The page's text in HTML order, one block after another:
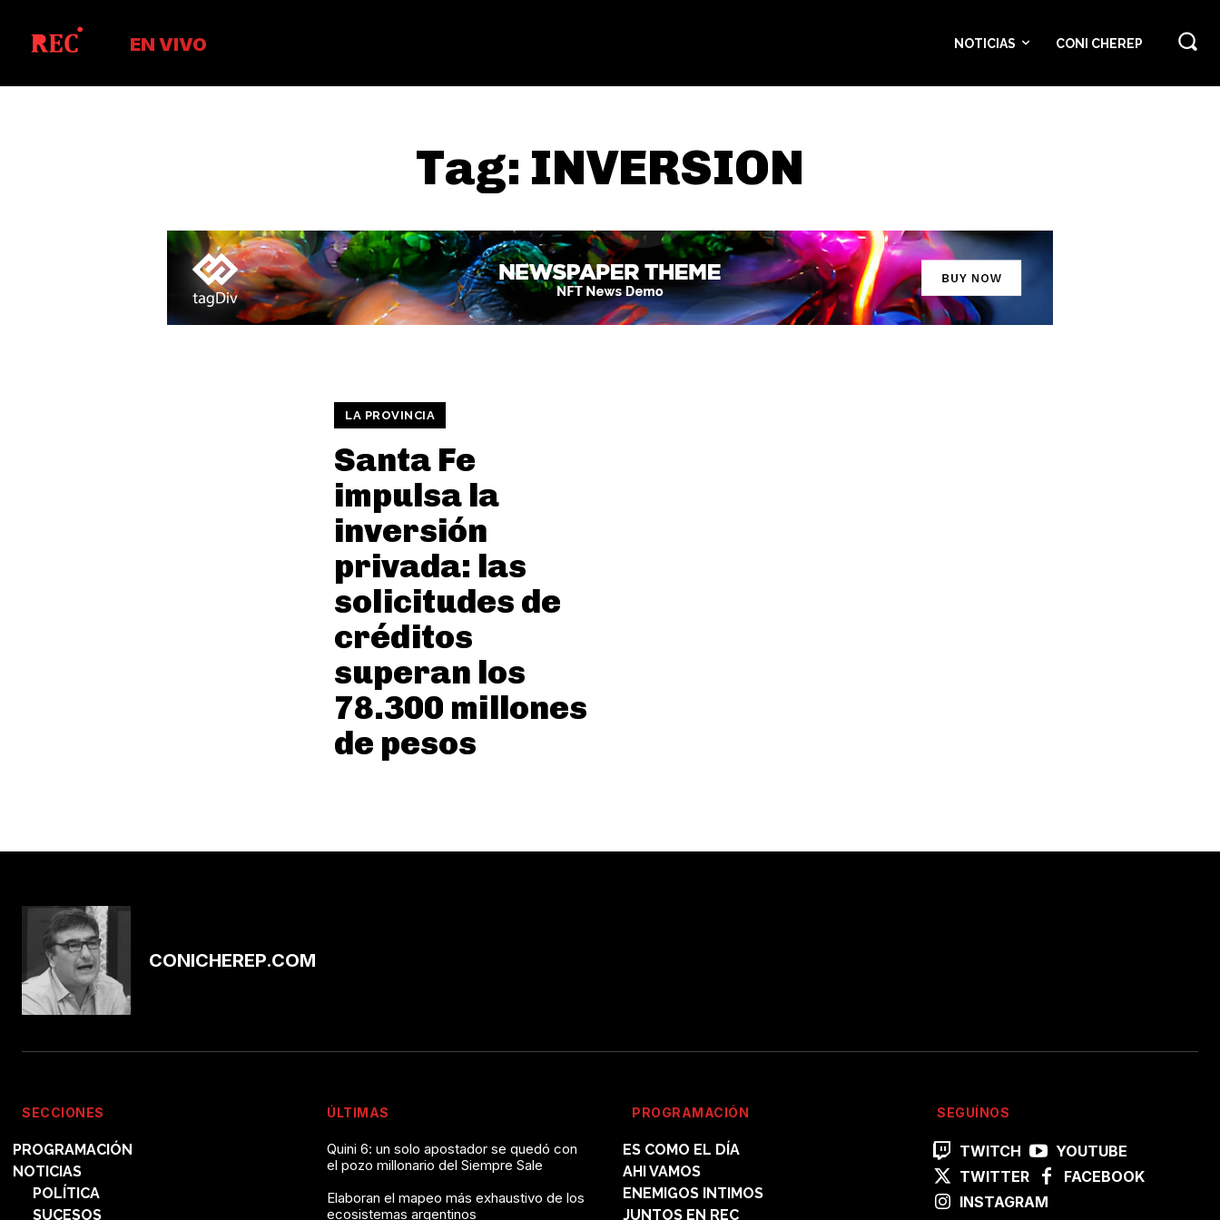
EN VIVO NOTICIAS CONI CHEREP
Tag: INVERSION
LA PROVINCIA
Santa Fe
impulsa la
inversión
privada: las
solicitudes de
créditos
superan los
78.300 millones
de pesos
CONICHEREP.COM
SECCIONES
PROGRAMACIÓN
NOTICIAS
POLÍTICA
SUCESOS
ÚLTIMAS
Quini 6: un solo apostador se quedó con
el pozo millonario del Siempre Sale
Elaboran el mapeo más exhaustivo de los
ecosistemas argentinos
PROGRAMACIÓN
ES COMO EL DÍA
AHI VAMOS
ENEMIGOS INTIMOS
JUNTOS EN REC
SEGUÍNOS
TWITCH
YOUTUBE
TWITTER
FACEBOOK
INSTAGRAM